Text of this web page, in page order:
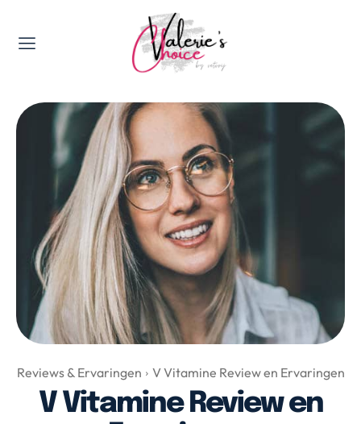
Valerie's Topics
Travel & Culture
Food & Drinks
Happyness & Opmerkelijk
Lifestyle, Sport & Duurzaamheid
Gadgets & Tech
Top 5 van Valerie
Health & Beauty
Huis & Tuin
Nieuws & Media
Over Valerie
Over Valerie
Reviews & Ervaringen V Vitamine Review en Ervaringen
V Vitamine Review en